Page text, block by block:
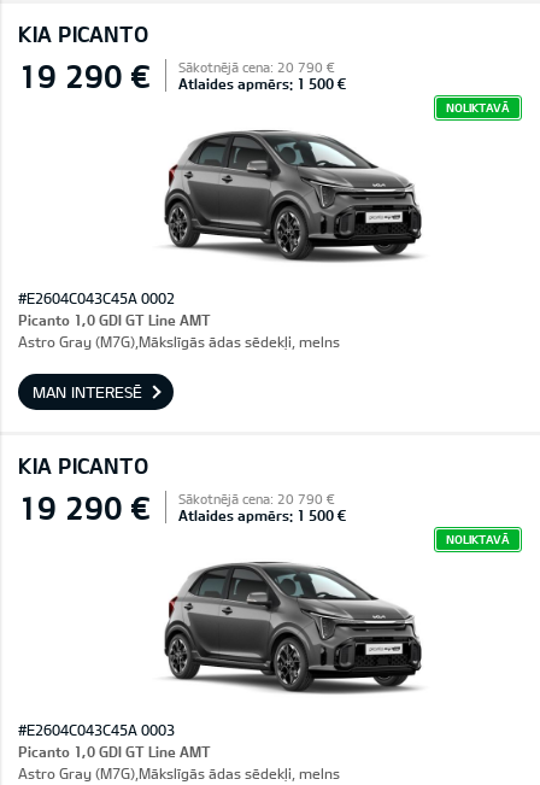
KIA PICANTO
19 290 € Sākotnējā cena: 20 790 €
Atlaides apmērs: 1 500 €
NOLIKTAVĀ
#E2604C043C45A 0002
Picanto 1,0 GDI GT Line AMT
Astro Gray (M7G),Mākslīgās ādas sēdekļi, melns
MAN INTERESĒ
KIA PICANTO
19 290 € Sākotnējā cena: 20 790 €
Atlaides apmērs: 1 500 €
NOLIKTAVĀ
#E2604C043C45A 0003
Picanto 1,0 GDI GT Line AMT
Astro Gray (M7G),Mākslīgās ādas sēdekļi, melns